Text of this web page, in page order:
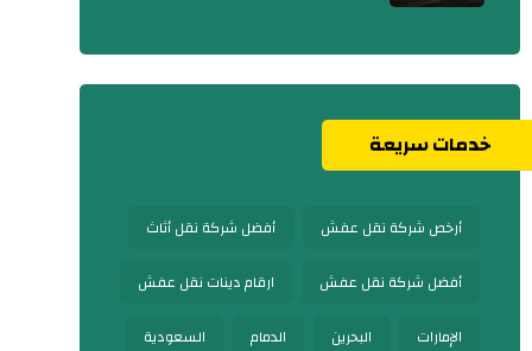
خدمات سريعة
أرخص شركة نقل عفش أفضل شركة نقل أثاث
أفضل شركة نقل عفش ارقام دينات نقل عفش
الإمارات البحرين الدمام السعودية